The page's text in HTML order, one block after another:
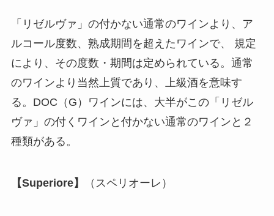
「リゼルヴァ」の付かない通常のワインより、ア
ルコール度数、熟成期間を超えたワインで、 規定
により、その度数・期間は定められている。通常
のワインより当然上質であり、上級酒を意味す
る。DOC（G）ワインには、大半がこの「リゼル
ヴァ」の付くワインと付かない通常のワインと２
種類がある。
【Superiore】 （スペリオーレ）